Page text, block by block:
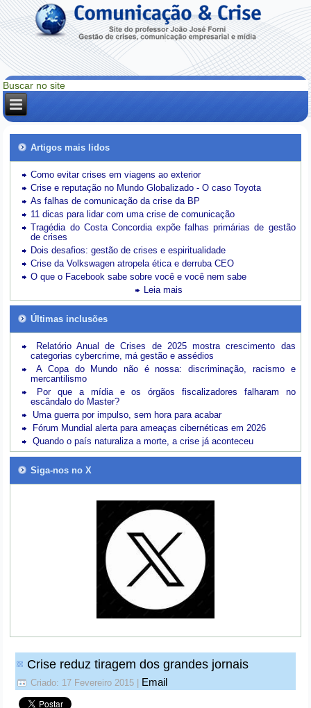
Artigos mais lidos
Como evitar crises em viagens ao exterior
Crise e reputação no Mundo Globalizado - O caso Toyota
As falhas de comunicação da crise da BP
11 dicas para lidar com uma crise de comunicação
Tragédia do Costa Concordia expõe falhas primárias de gestão
de crises
Dois desafios: gestão de crises e espiritualidade
Crise da Volkswagen atropela ética e derruba CEO
O que o Facebook sabe sobre você e você nem sabe
Leia mais
Últimas inclusões
Relatório Anual de Crises de 2025 mostra crescimento das
categorias cybercrime, má gestão e assédios
A Copa do Mundo não é nossa: discriminação, racismo e
mercantilismo
Por que a mídia e os órgãos fiscalizadores falharam no
escândalo do Master?
Uma guerra por impulso, sem hora para acabar
Fórum Mundial alerta para ameaças cibernéticas em 2026
Quando o país naturaliza a morte, a crise já aconteceu
Siga-nos no X
Crise reduz tiragem dos grandes jornais
Criado: 17 Fevereiro 2015 Email